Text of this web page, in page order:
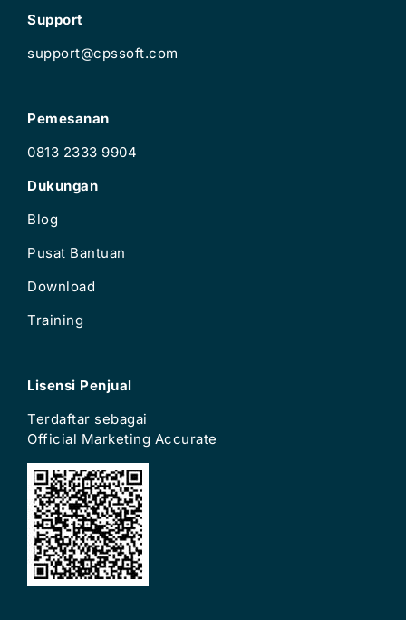
Support
support@cpssoft.com
Pemesanan
0813 2333 9904
Dukungan
Blog
Pusat Bantuan
Download
Training
Lisensi Penjual
Terdaftar sebagai
Official Marketing Accurate